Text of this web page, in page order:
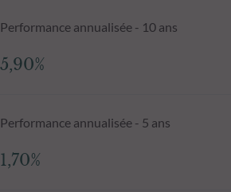
Performance annualisée - 10 ans
5,90%
Performance annualisée - 5 ans
1,70%